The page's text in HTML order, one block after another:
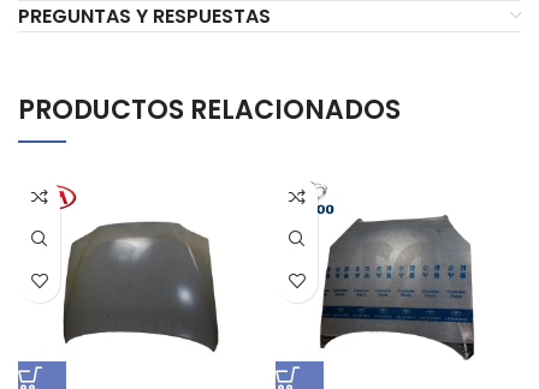
PREGUNTAS Y RESPUESTAS
PRODUCTOS RELACIONADOS